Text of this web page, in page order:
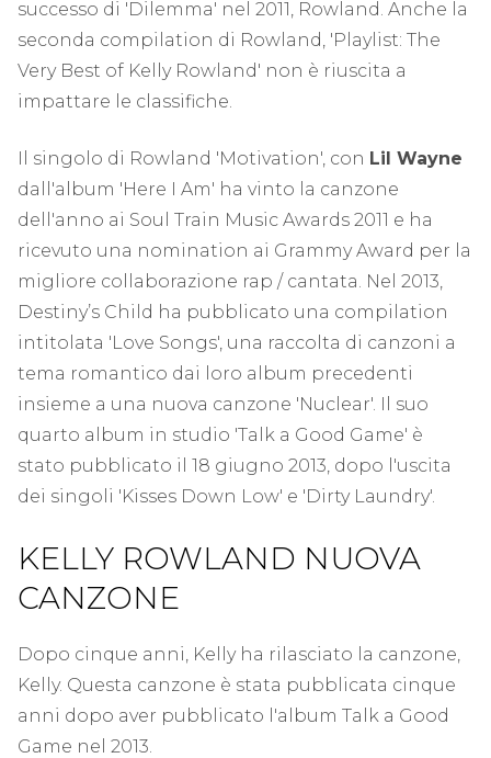
successo di 'Dilemma' nel 2011, Rowland. Anche la
seconda compilation di Rowland, 'Playlist: The
Very Best of Kelly Rowland' non è riuscita a
impattare le classifiche.
Il singolo di Rowland 'Motivation', con Lil Wayne
dall'album 'Here I Am' ha vinto la canzone
dell'anno ai Soul Train Music Awards 2011 e ha
ricevuto una nomination ai Grammy Award per la
migliore collaborazione rap / cantata. Nel 2013,
Destiny’s Child ha pubblicato una compilation
intitolata 'Love Songs', una raccolta di canzoni a
tema romantico dai loro album precedenti
insieme a una nuova canzone 'Nuclear'. Il suo
quarto album in studio 'Talk a Good Game' è
stato pubblicato il 18 giugno 2013, dopo l'uscita
dei singoli 'Kisses Down Low' e 'Dirty Laundry'.
KELLY ROWLAND NUOVA
CANZONE
Dopo cinque anni, Kelly ha rilasciato la canzone,
Kelly. Questa canzone è stata pubblicata cinque
anni dopo aver pubblicato l'album Talk a Good
Game nel 2013.